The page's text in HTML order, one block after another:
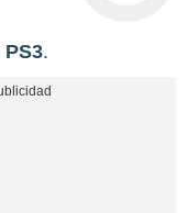
PS3.